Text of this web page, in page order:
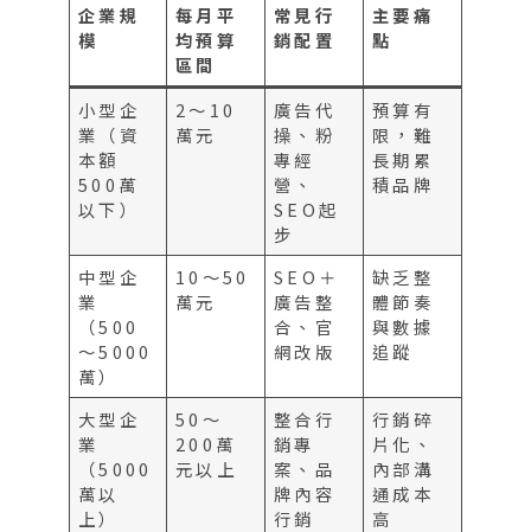
企業規
模
每月平
均預算
區間
常見行
銷配置
主要痛
點
小型企
業（資
本額
500萬
以下）
2～10
萬元
廣告代
操、粉
專經
營、
SEO起
步
預算有
限，難
長期累
積品牌
中型企
業
（500
～5000
萬）
10～50
萬元
SEO＋
廣告整
合、官
網改版
缺乏整
體節奏
與數據
追蹤
大型企
業
（5000
萬以
上）
50～
200萬
元以上
整合行
銷專
案、品
牌內容
行銷
行銷碎
片化、
內部溝
通成本
高